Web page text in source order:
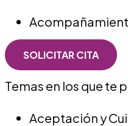
SOLICITAR CITA
Temas en los que te
Aceptación y